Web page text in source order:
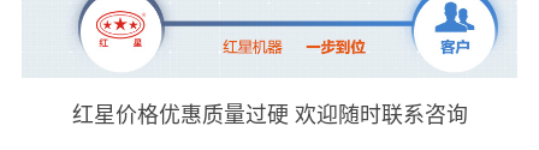
红星价格优惠质量过硬 欢迎随时联系咨询